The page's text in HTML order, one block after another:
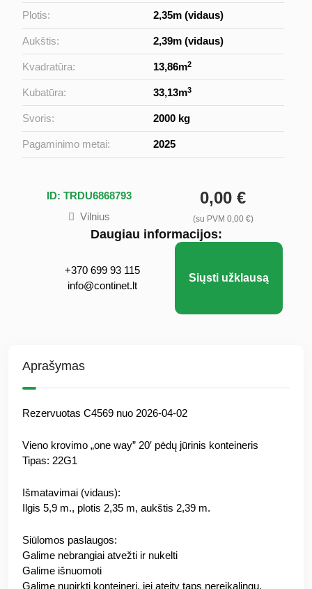
Plotis: 2,35m (vidaus)
Aukštis: 2,39m (vidaus)
Kvadratūra: 13,86m2
Kubatūra: 33,13m3
Svoris: 2000 kg
Pagaminimo metai: 2025
ID: TRDU6868793
Vilnius
0,00 €
(su PVM 0,00 €)
Daugiau informacijos:
+370 699 93 115
info@continet.lt
Siųsti užklausą
Aprašymas
Rezervuotas C4569 nuo 2026-04-02
Vieno krovimo „one way” 20′ pėdų jūrinis konteineris
Tipas: 22G1
Išmatavimai (vidaus):
Ilgis 5,9 m., plotis 2,35 m, aukštis 2,39 m.
Siūlomos paslaugos:
Galime nebrangiai atvežti ir nukelti
Galime išnuomoti
Galime nupirkti konteinerį, jei ateity taps nereikalingu.